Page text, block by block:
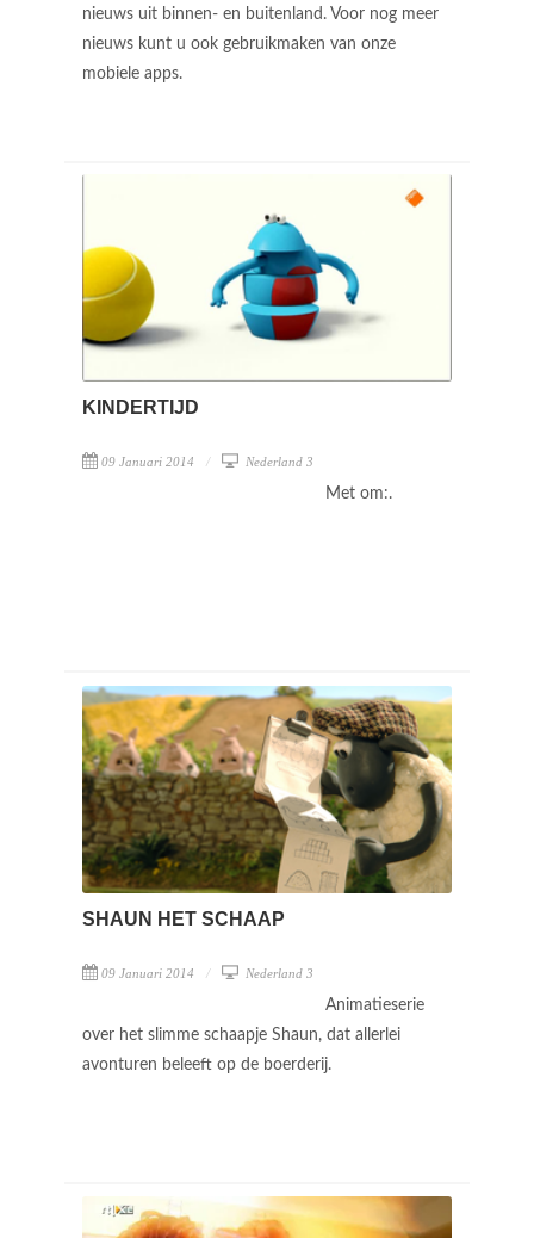
nieuws uit binnen- en buitenland. Voor nog meer
nieuws kunt u ook gebruikmaken van onze
mobiele apps.
KINDERTIJD
09 Januari 2014 Nederland 3
Met om:.
SHAUN HET SCHAAP
09 Januari 2014 Nederland 3
Animatieserie
over het slimme schaapje Shaun, dat allerlei
avonturen beleeft op de boerderij.